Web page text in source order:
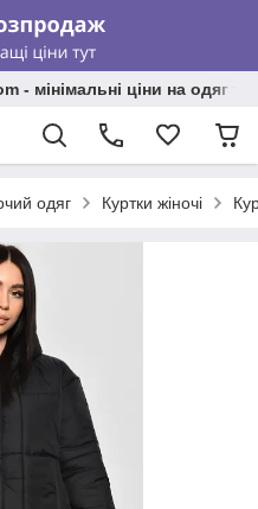
- мінімальні ціни на одяг
одяг Куртки жіночі